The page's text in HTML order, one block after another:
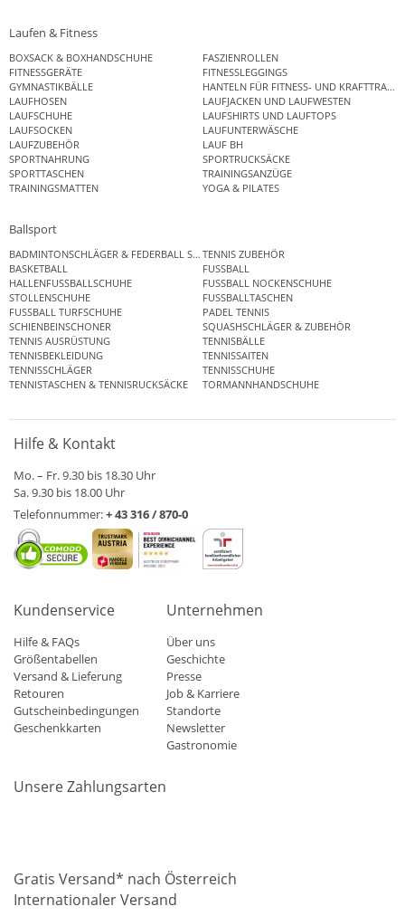
Laufen & Fitness
BOXSACK & BOXHANDSCHUHE
FASZIENROLLEN
FITNESSGERÄTE
FITNESSLEGGINGS
GYMNASTIKBÄLLE
HANTELN FÜR FITNESS- UND
LAUFHOSEN
LAUFJACKEN UND LAUFWESTEN
LAUFSCHUHE
LAUFSHIRTS UND LAUFTOPS
LAUFSOCKEN
LAUFUNTERWÄSCHE
LAUFZUBEHÖR
LAUF BH
SPORTNAHRUNG
SPORTRUCKSÄCKE
SPORTTASCHEN
TRAININGSANZÜGE
TRAININGSMATTEN
YOGA & PILATES
Ballsport
BADMINTONSCHLÄGER & FEDERBALL SETSTENNIS ZUBEHÖR
BASKETBALL
FUSSBALL
HALLENFUSSBALLSCHUHE
FUSSBALL NOCKENSCHUHE
STOLLENSCHUHE
FUSSBALLTASCHEN
FUSSBALL TURFSCHUHE
PADEL TENNIS
SCHIENBEINSCHONER
SQUASHSCHLÄGER & ZUBEHÖR
TENNIS AUSRÜSTUNG
TENNISBÄLLE
TENNISBEKLEIDUNG
TENNISSAITEN
TENNISSCHLÄGER
TENNISSCHUHE
TENNISTASCHEN & TENNISRUCKSÄCKE
TORMANNHANDSCHUHE
Hilfe & Kontakt
Mo. – Fr. 9.30 bis 18.30 Uhr
Sa. 9.30 bis 18.00 Uhr
Telefonnummer:+ 43 316 / 870-0
Kundenservice
Hilfe & FAQs
Größentabellen
Versand & Lieferung
Retouren
Gutscheinbedingungen
Geschenkkarten
Unternehmen
Über uns
Geschichte
Presse
Job & Karriere
Standorte
Newsletter
Gastronomie
Unsere Zahlungsarten
Gratis Versand* nach Österreich
Internationaler Versand